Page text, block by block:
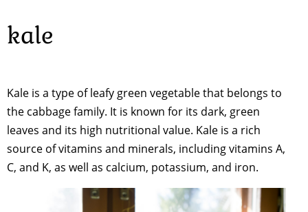
kale
Kale is a type of leafy green vegetable that belongs to
the cabbage family. It is known for its dark, green
leaves and its high nutritional value. Kale is a rich
source of vitamins and minerals, including vitamins A,
C, and K, as well as calcium, potassium, and iron.